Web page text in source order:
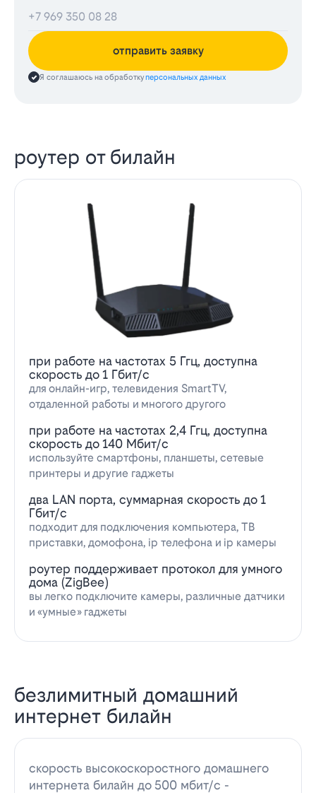
отправить заявку
Я соглашаюсь на обработкуперсональных данных
роутер от билайн
при работе на частотах 5 Ггц, доступна
скорость до 1 Гбит/с
для онлайн-игр, телевидения SmartTV,
отдаленной работы и многого другого
при работе на частотах 2,4 Ггц, доступна
скорость до 140 Мбит/с
используйте смартфоны, планшеты, сетевые
принтеры и другие гаджеты
два LAN порта, суммарная скорость до 1
Гбит/с
подходит для подключения компьютера, ТВ
приставки, домофона, ip телефона и ip камеры
роутер поддерживает протокол для умного
дома (ZigBee)
вы легко подключите камеры, различные датчики
и «умные» гаджеты
безлимитный домашний
интернет билайн
скорость высокоскоростного домашнего
интернета билайн до 500 мбит/с -